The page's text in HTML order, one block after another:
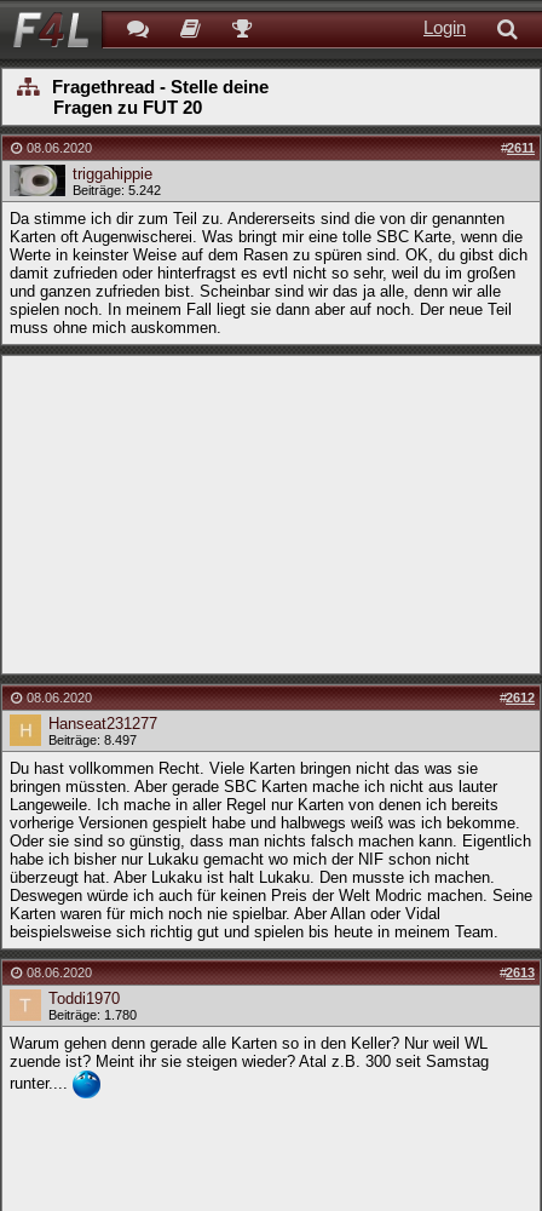
Login
Fragethread - Stelle deine
Fragen zu FUT 20
08.06.2020 #2611
triggahippie
Beiträge: 5.242
Da stimme ich dir zum Teil zu. Andererseits sind die von dir genannten
Karten oft Augenwischerei. Was bringt mir eine tolle SBC Karte, wenn die
Werte in keinster Weise auf dem Rasen zu spüren sind. OK, du gibst dich
damit zufrieden oder hinterfragst es evtl nicht so sehr, weil du im großen
und ganzen zufrieden bist. Scheinbar sind wir das ja alle, denn wir alle
spielen noch. In meinem Fall liegt sie dann aber auf noch. Der neue Teil
muss ohne mich auskommen.
08.06.2020 #2612
Hanseat231277
Beiträge: 8.497
Du hast vollkommen Recht. Viele Karten bringen nicht das was sie
bringen müssten. Aber gerade SBC Karten mache ich nicht aus lauter
Langeweile. Ich mache in aller Regel nur Karten von denen ich bereits
vorherige Versionen gespielt habe und halbwegs weiß was ich bekomme.
Oder sie sind so günstig, dass man nichts falsch machen kann. Eigentlich
habe ich bisher nur Lukaku gemacht wo mich der NIF schon nicht
überzeugt hat. Aber Lukaku ist halt Lukaku. Den musste ich machen.
Deswegen würde ich auch für keinen Preis der Welt Modric machen. Seine
Karten waren für mich noch nie spielbar. Aber Allan oder Vidal
beispielsweise sich richtig gut und spielen bis heute in meinem Team.
08.06.2020 #2613
Toddi1970
Beiträge: 1.780
Warum gehen denn gerade alle Karten so in den Keller? Nur weil WL
zuende ist? Meint ihr sie steigen wieder? Atal z.B. 300 seit Samstag
runter....